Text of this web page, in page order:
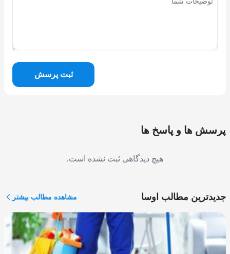
ثبت پرسش
پرسش ها و پاسخ ها
هیچ دیدگاهی ثبت نشده است.
جدیدترین مطالب اوسا مشاهده مطالب بیشتر